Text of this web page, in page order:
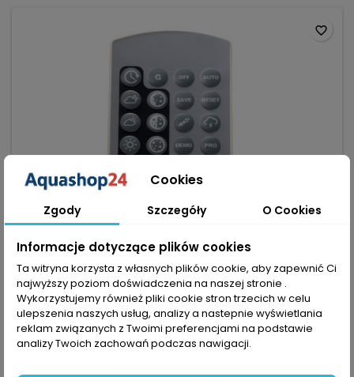
MARKA:ZETLIGHT
favorite_border
Cookies
Zgody Szczegóły O Cookies
Informacje dotyczące plików cookies
Ta witryna korzysta z własnych plików cookie, aby zapewnić Ci
najwyższy poziom doświadczenia na naszej stronie .
Wykorzystujemy również pliki cookie stron trzecich w celu
ulepszenia naszych usług, analizy a nastepnie wyświetlania
reklam związanych z Twoimi preferencjami na podstawie
analizy Twoich zachowań podczas nawigacji.